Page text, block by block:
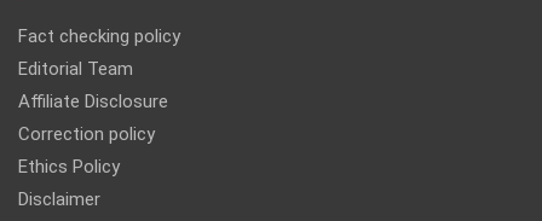
Fact checking policy
Editorial Team
Affiliate Disclosure
Correction policy
Ethics Policy
Disclaimer